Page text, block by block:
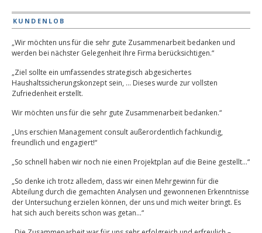
KUNDENLOB
„Wir möchten uns für die sehr gute Zusammenarbeit bedanken und
werden bei nächster Gelegenheit Ihre Firma berücksichtigen.“
„Ziel sollte ein umfassendes strategisch abgesichertes
Haushaltssicherungskonzept sein, … Dieses wurde zur vollsten
Zufriedenheit erstellt.
Wir möchten uns für die sehr gute Zusammenarbeit bedanken.“
„Uns erschien Management consult außerordentlich fachkundig,
freundlich und engagiert!“
„So schnell haben wir noch nie einen Projektplan auf die Beine gestellt…“
„So denke ich trotz alledem, dass wir einen Mehrgewinn für die
Abteilung durch die gemachten Analysen und gewonnenen Erkenntnisse
der Untersuchung erzielen können, der uns und mich weiter bringt. Es
hat sich auch bereits schon was getan…“